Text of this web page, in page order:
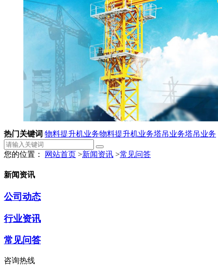
热门关键词 物料提升机业务物料提升机业务塔吊业务塔吊业务
您的位置： 网站首页 >新闻资讯 >常见问答
新闻资讯
公司动态
行业资讯
常见问答
咨询热线